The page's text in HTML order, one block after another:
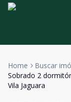
Home
Buscar
Sobrado 2
Vila Jaguara